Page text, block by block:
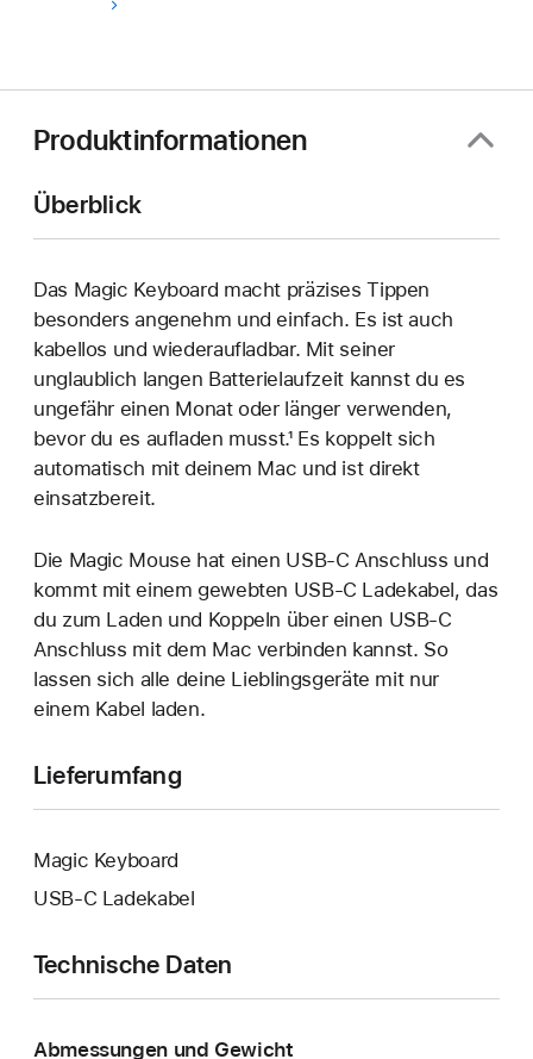
Produktinformationen
Überblick
Das Magic Keyboard macht präzises Tippen
besonders angenehm und einfach. Es ist auch
kabellos und wieder­aufladbar. Mit seiner
unglaublich langen Batterie­laufzeit kannst du es
ungefähr einen Monat oder länger verwenden,
bevor du es aufladen musst.¹ Es koppelt sich
automatisch mit deinem Mac und ist direkt
einsatzbereit.
Die Magic Mouse hat einen USB‑C Anschluss und
kommt mit einem gewebten USB‑C Ladekabel, das
du zum Laden und Koppeln über einen USB‑C
Anschluss mit dem Mac verbinden kannst. So
lassen sich alle deine Lieblingsgeräte mit nur
einem Kabel laden.
Lieferumfang
Magic Keyboard
USB‑C Ladekabel
Technische Daten
Abmessungen und Gewicht